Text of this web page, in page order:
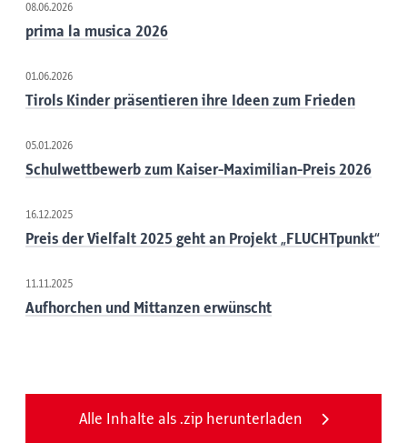
08.06.2026
prima la musica 2026
01.06.2026
Tirols Kinder präsentieren ihre Ideen zum Frieden
05.01.2026
Schulwettbewerb zum Kaiser-Maximilian-Preis 2026
16.12.2025
Preis der Vielfalt 2025 geht an Projekt „FLUCHTpunkt“
11.11.2025
Aufhorchen und Mittanzen erwünscht
Alle Inhalte als .zip herunterladen